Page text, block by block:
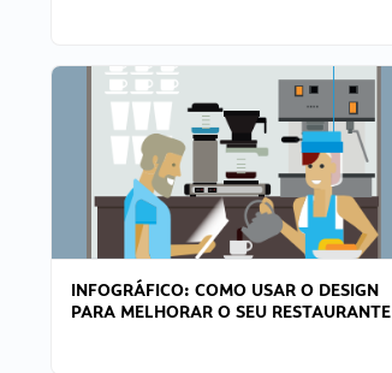
INFOGRÁFICO: COMO USAR O DESIGN
PARA MELHORAR O SEU RESTAURANTE